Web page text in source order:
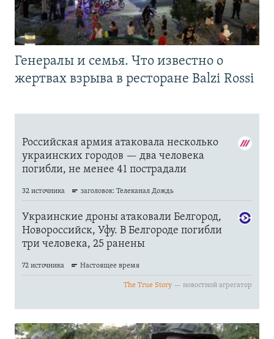
Генералы и семья. Что известно о
жертвах взрыва в ресторане Balzi Rossi